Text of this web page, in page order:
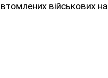
військових на